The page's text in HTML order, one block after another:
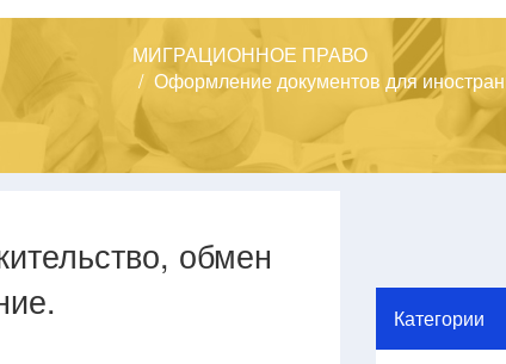
МИГРАЦИОННОЕ ПРАВО
Оформление документов для
обмен
Категории